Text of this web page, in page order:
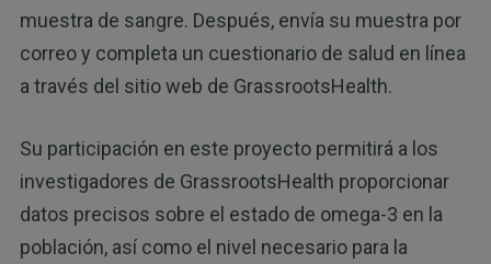
muestra de sangre. Después, envía su muestra por
correo y completa un cuestionario de salud en línea
a través del sitio web de GrassrootsHealth.
Su participación en este proyecto permitirá a los
investigadores de GrassrootsHealth proporcionar
datos precisos sobre el estado de omega-3 en la
población, así como el nivel necesario para la